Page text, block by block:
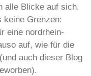
alle Blicke auf sich.
keine Grenzen:
eine nordrhein-
auf, wie für die
auch dieser Blog